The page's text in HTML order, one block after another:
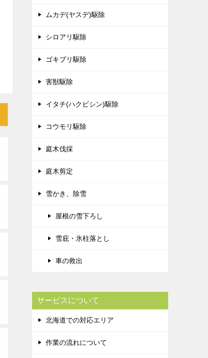
ムカデ(ヤスデ)駆除
シロアリ駆除
ゴキブリ駆除
害獣駆除
イタチ(ハクビシン)駆除
コウモリ駆除
庭木伐採
庭木剪定
雪かき、除雪
屋根の雪下ろし
雪庇・氷柱落とし
車の救出
サービスについて
北海道での対応エリア
作業の流れについて